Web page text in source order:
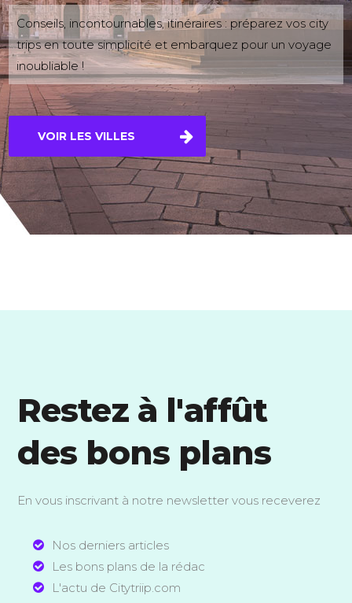
Conseils, incontournables, itinéraires : préparez vos city
trips en toute simplicité et embarquez pour un voyage
inoubliable !
VOIR LES VILLES
Restez à l'affût
des bons plans
En vous inscrivant à notre newsletter vous receverez
Nos derniers articles
Les bons plans de la rédac
L'actu de Citytriip.com